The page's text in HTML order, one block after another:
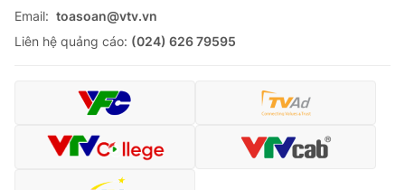
Email: toasoan@vtv.vn
Liên hệ quảng cáo: (024) 626 79595